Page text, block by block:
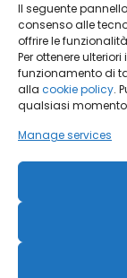
Il seguente
consenso alle
offrire le
Per ottenere
funzionamento di
alla cookie policy.
qualsiasi
Manage services
Energia in